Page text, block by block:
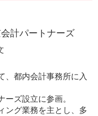
計パートナーズ
、都内会計事務所に入
ーズ設立に参画。
ング業務を主とし、多